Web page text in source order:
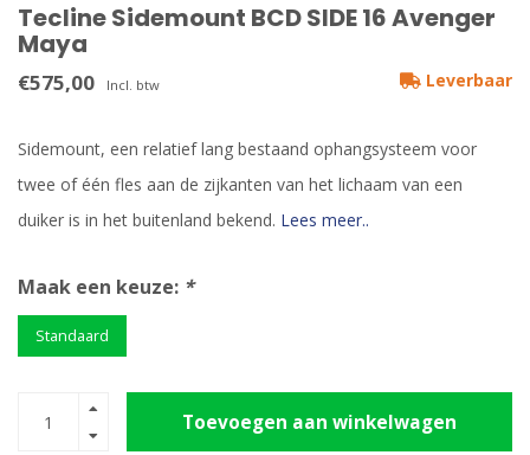
Tecline Sidemount BCD SIDE 16 Avenger
Maya
€575,00 Incl. btw Leverbaar
Sidemount, een relatief lang bestaand ophangsysteem voor
twee of één fles aan de zijkanten van het lichaam van een
duiker is in het buitenland bekend. Lees meer..
Maak een keuze: *
Standaard
Toevoegen aan winkelwagen